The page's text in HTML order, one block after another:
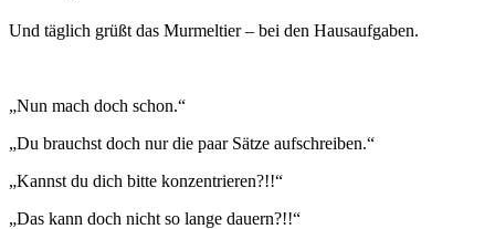
Und täglich grüßt das Murmeltier – bei den Hausaufgaben.
„Nun mach doch schon.“
„Du brauchst doch nur die paar Sätze aufschreiben.“
„Kannst du dich bitte konzentrieren?!!“
„Das kann doch nicht so lange dauern?!!“